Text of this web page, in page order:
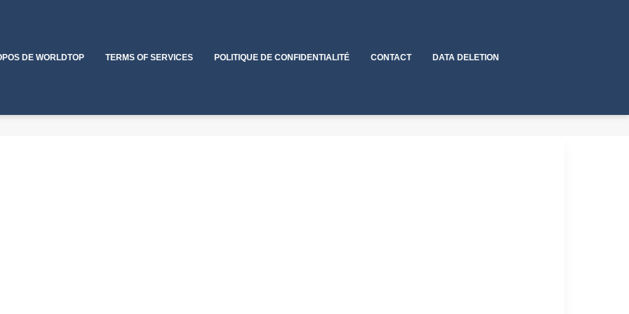
DE WORLDTOP TERMS OF SERVICES POLITIQUE DE CONFIDENTIALITÉ CONTACT DATA DELETION